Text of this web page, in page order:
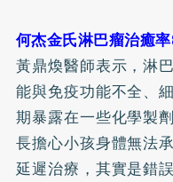
何杰金氏淋巴瘤治癒
黃鼎煥醫師表示，淋
能與免疫功能不全、
期暴露在一些化學製
長擔心小孩身體無法
延遲治療，其實是錯